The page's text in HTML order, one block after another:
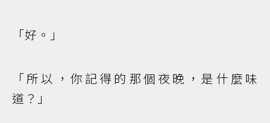
「好。」
「所以，你記得的那個夜晚，是什麼味
道？」